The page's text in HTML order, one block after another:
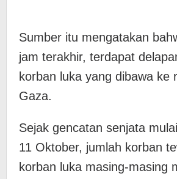
Sumber itu mengatakan
jam terakhir, terdapat
korban luka yang dibawa ke
Gaza.
Sejak gencatan senjata
11 Oktober, jumlah korban
korban luka masing-masing